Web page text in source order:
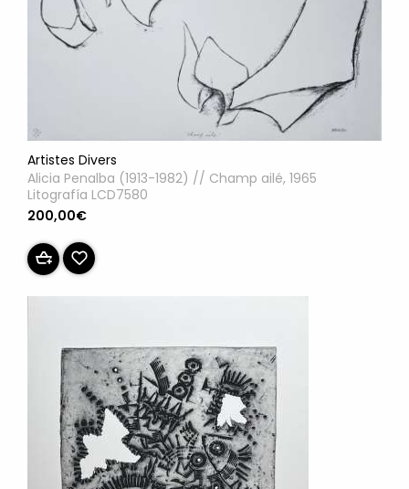
Artistes Divers
Alicia Penalba (1913-1982) // Champ ailé, 1965
Litografía LCD7580
200,00€